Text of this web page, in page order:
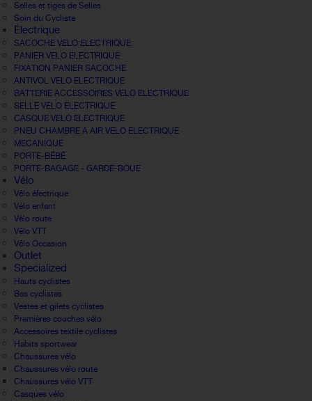
Selles et tiges de Selles
Soin du Cycliste
Électrique
SACOCHE VELO ELECTRIQUE
PANIER VELO ELECTRIQUE
FIXATION PANIER SACOCHE
ANTIVOL VELO ELECTRIQUE
BATTERIE ACCESSOIRES VELO ELECTRIQUE
SELLE VELO ELECTRIQUE
CASQUE VELO ELECTRIQUE
PNEU CHAMBRE A AIR VELO ELECTRIQUE
MECANIQUE
PORTE-BÉBÉ
PORTE-BAGAGE - GARDE-BOUE
Vélo
Vélo électrique
Vélo enfant
Vélo route
Vélo VTT
Vélo Occasion
Outlet
Specialized
Hauts cyclistes
Bas cyclistes
Vestes et gilets cyclistes
Premières couches vélo
Accessoires textile cyclistes
Habits sportwear
Chaussures vélo
Chaussures vélo route
Chaussures vélo VTT
Casques vélo